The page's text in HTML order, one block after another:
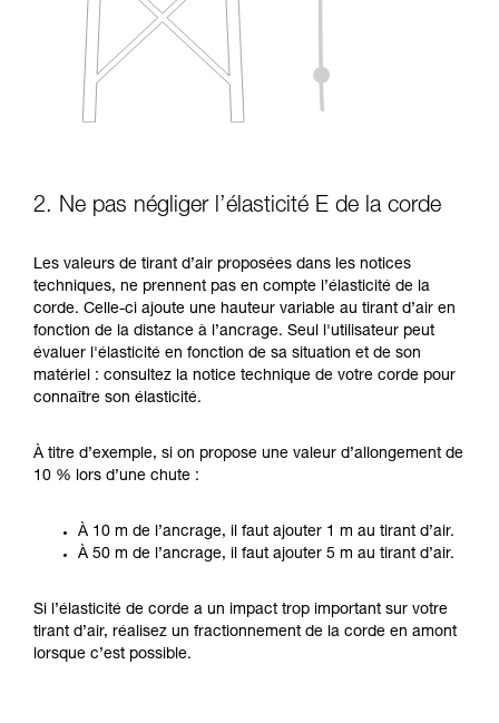
2. Ne pas négliger l’élasticité E de la corde
Les valeurs de tirant d’air proposées dans les notices
techniques, ne prennent pas en compte l’élasticité de la
corde. Celle-ci ajoute une hauteur variable au tirant d’air en
fonction de la distance à l’ancrage. Seul l'utilisateur peut
évaluer l'élasticité en fonction de sa situation et de son
matériel : consultez la notice technique de votre corde pour
connaître son élasticité.
À titre d’exemple, si on propose une valeur d’allongement de
10 % lors d’une chute :
À 10 m de l’ancrage, il faut ajouter 1 m au tirant d’air.
À 50 m de l’ancrage, il faut ajouter 5 m au tirant d’air.
Si l’élasticité de corde a un impact trop important sur votre
tirant d’air, réalisez un fractionnement de la corde en amont
lorsque c’est possible.